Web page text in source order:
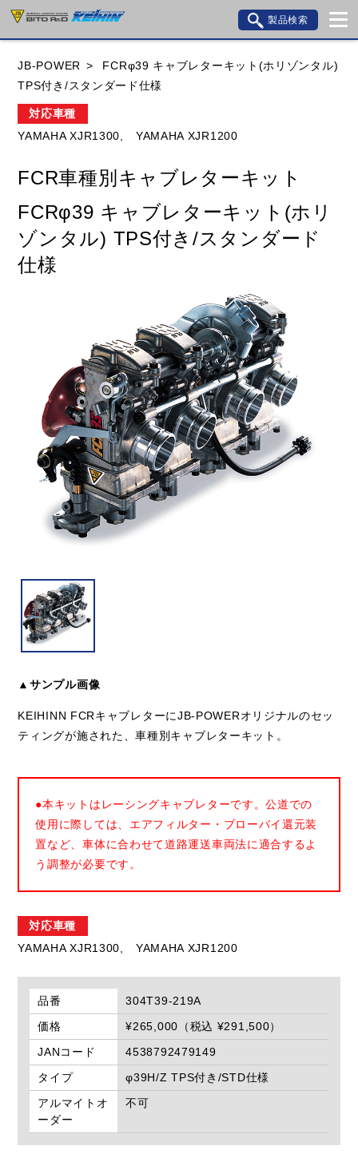
製品検索
車種検索
アイテム検索
HONDA YAMAHA SUZUKI
KAWASAKI BMW DUCATI GILERA
HUSQVANA KTM MOTO GUZZI
TRIUMPH
閉じる
JB-POWER
FCRφ39 キャブレターキット(ホリゾンタル)
TPS付き/スタンダード仕様
対応車種
YAMAHA XJR1300,
YAMAHA XJR1200
FCR車種別キャブレターキット
FCRφ39 キャブレターキット(ホリ
ゾンタル) TPS付き/スタンダード
仕様
▲サンプル画像
KEIHINN FCRキャブレターにJB-POWERオリジナルのセッ
ティングが施された、車種別キャブレターキット。
●本キットはレーシングキャブレターです。公道での
使用に際しては、エアフィルター・ブローバイ還元装
置など、車体に合わせて道路運送車両法に適合するよ
う調整が必要です。
対応車種
YAMAHA XJR1300,
YAMAHA XJR1200
品番
304T39-219A
価格
¥265,000（税込 ¥291,500）
JANコード
4538792479149
タイプ
φ39H/Z TPS付き/STD仕様
アルマイトオ
ーダー
不可